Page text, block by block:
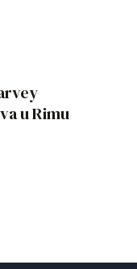
u Rimu